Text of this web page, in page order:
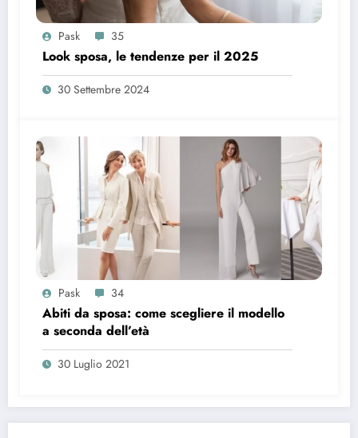
Pask 35
Look sposa, le tendenze per il 2025
30 Settembre 2024
Pask 34
Abiti da sposa: come scegliere il modello
a seconda dell’età
30 Luglio 2021